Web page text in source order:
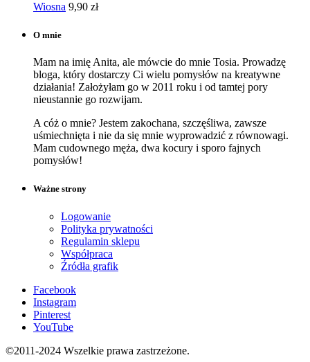
Wiosna 9,90 zł
O mnie
Mam na imię Anita, ale mówcie do mnie Tosia. Prowadzę
bloga, który dostarczy Ci wielu pomysłów na kreatywne
działania! Założyłam go w 2011 roku i od tamtej pory
nieustannie go rozwijam.
A cóż o mnie? Jestem zakochana, szczęśliwa, zawsze
uśmiechnięta i nie da się mnie wyprowadzić z równowagi.
Mam cudownego męża, dwa kocury i sporo fajnych
pomysłów!
Ważne strony
Logowanie
Polityka prywatności
Regulamin sklepu
Współpraca
Źródła grafik
Facebook
Instagram
Pinterest
YouTube
©2011-2024 Wszelkie prawa zastrzeżone.